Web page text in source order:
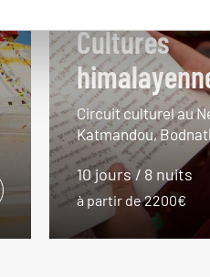
Cultures
Circuit culturel au
Katmandou,
10 jours / 8 nuits
à partir de 2200€